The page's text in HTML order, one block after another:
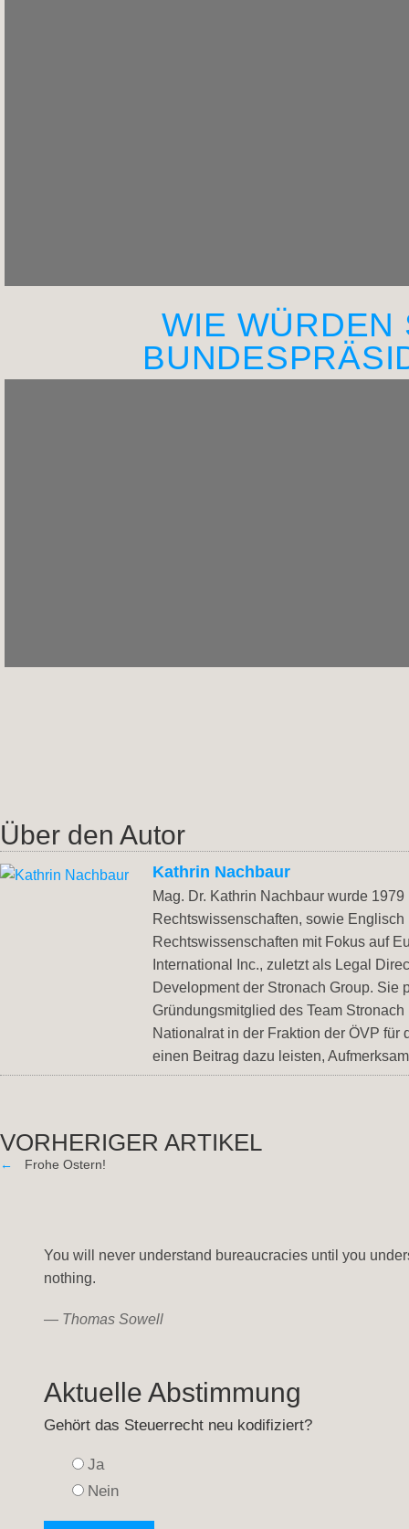
WIE WÜRDEN
Über den Autor
Kathrin Nachbaur
Mag. Dr. Kathrin Nachbaur wurde
Rechtswissenschaften, sowie
Rechtswissenschaften mit Fokus auf
International Inc., zuletzt als Legal
Development der Stronach Group. Sie
Gründungsmitglied des Team
Nationalrat in der Fraktion der ÖVP
einen Beitrag dazu leisten,
VORHERIGER ARTIKEL
← Frohe Ostern!
You will never understand bureaucracies until you
nothing.
— Thomas Sowell
Aktuelle Abstimmung
Gehört das Steuerrecht neu kodifiziert?
Ja
Nein